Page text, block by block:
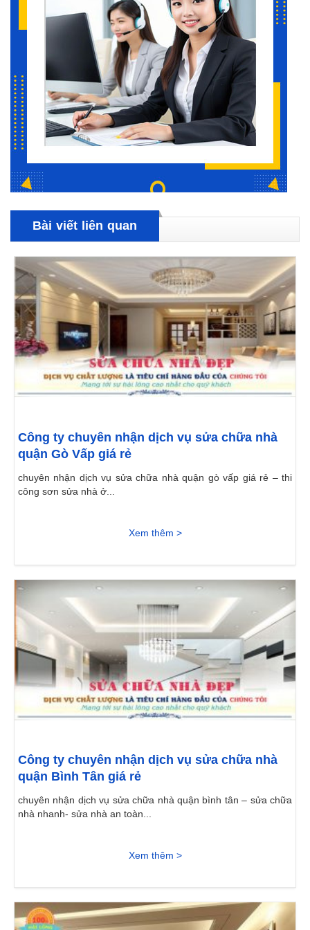
Bài viết liên quan
Công ty chuyên nhận dịch vụ sửa chữa nhà
quận Gò Vấp giá rẻ
chuyên nhận dịch vụ sửa chữa nhà quận gò vấp giá rẻ – thi
công sơn sửa nhà ở...
Xem thêm >
Công ty chuyên nhận dịch vụ sửa chữa nhà
quận Bình Tân giá rẻ
chuyên nhận dịch vụ sửa chữa nhà quận bình tân – sửa chữa
nhà nhanh- sửa nhà an toàn...
Xem thêm >